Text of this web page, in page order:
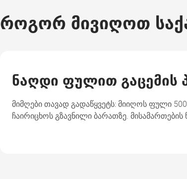
როგორ მივიღოთ
ნაღდი ფულით გაცემის
მიმღები თავად გადაწყვეტს: მიიღოს ფული
ჩაირიცხოს გზავნილი ბარათზე. მისამართების